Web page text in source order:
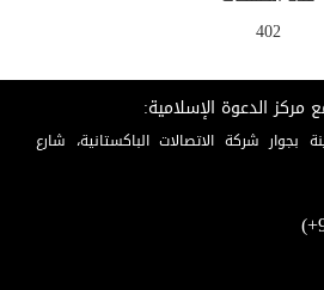
402
مركز الدعوة الإسلامية:
بجوار شركة الاتصالات الباكستانية، شارع